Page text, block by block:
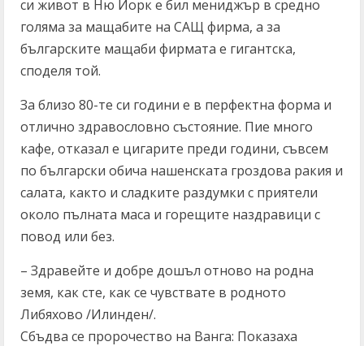
си живот в Ню Йорк е бил мениджър в средно
голяма за мащабите на САЩ фирма, а за
българските мащаби фирмата е гигантска,
споделя той.
За близо 80-те си години е в перфектна форма и
отлично здравословно състояние. Пие много
кафе, отказал е цигарите преди години, съвсем
по български обича нашенската гроздова ракия и
салата, както и сладките раздумки с приятели
около пълната маса и горещите наздравици с
повод или без.
– Здравейте и добре дошъл отново на родна
земя, как сте, как се чувствате в родното
Либяхово /Илинден/.
Сбъдва се пророчество на Ванга: Показаха